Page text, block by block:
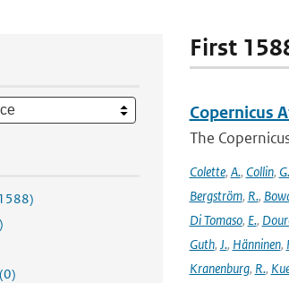
(0)
First
Copernicus
The
Colette, A., Collin, G.
Bergström, R.,
Di Tomaso, E.,
Guth, J., Hänninen,
Kranenburg, R.,